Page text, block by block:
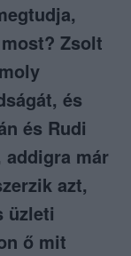
Zsolt
és
és Rudi
már
azt,
üzleti
ő mit